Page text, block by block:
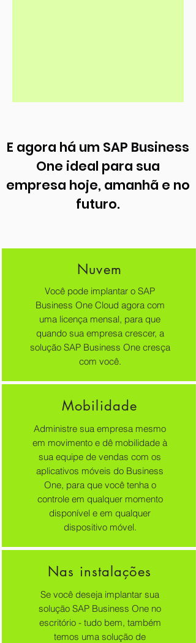
E agora há um SAP Business
One ideal para sua
empresa hoje, amanhã e no
futuro.
Nuvem
Você pode implantar o SAP
Business One Cloud agora com
uma licença mensal, para que
quando sua empresa crescer, a
solução SAP Business One cresça
com você.
Mobilidade
Administre sua empresa mesmo
em movimento e dê mobilidade à
sua equipe de vendas com os
aplicativos móveis do Business
One, para que você tenha o
controle em qualquer momento
disponível e em qualquer
dispositivo móvel.
Nas instalações
Se você deseja implantar sua
solução SAP Business One no
escritório - tudo bem, também
temos uma solução de